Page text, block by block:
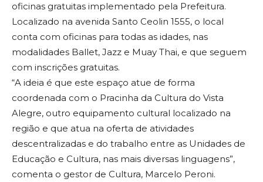
oficinas gratuitas implementado pela Prefeitura.
Localizado na avenida Santo Ceolin 1555, o local
conta com oficinas para todas as idades, nas
modalidades Ballet, Jazz e Muay Thai, e que seguem
com inscrições gratuitas.
“A ideia é que este espaço atue de forma
coordenada com o Pracinha da Cultura do Vista
Alegre, outro equipamento cultural localizado na
região e que atua na oferta de atividades
descentralizadas e do trabalho entre as Unidades de
Educação e Cultura, nas mais diversas linguagens”,
comenta o gestor de Cultura, Marcelo Peroni.